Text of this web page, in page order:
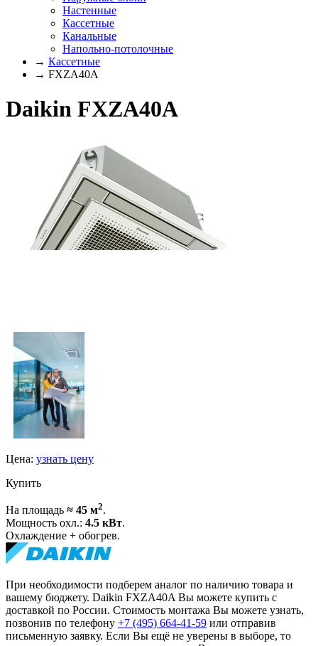
Настенные
Кассетные
Канальные
Напольно-потолочные
→ Кассетные
→ FXZA40A
Daikin FXZA40A
Цена: узнать цену
Купить
На площадь ≈ 45 м2.
Мощность охл.: 4.5 кВт.
Охлаждение + обогрев.
При необходимости подберем аналог по наличию товара и
вашему бюджету. Daikin FXZA40A Вы можете купить с
доставкой по России. Стоимость монтажа Вы можете узнать,
позвонив по телефону +7 (495) 664-41-59 или отправив
письменную заявку. Если Вы ещё не уверены в выборе, то